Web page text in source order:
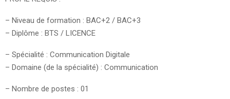
– Niveau de formation : BAC+2 / BAC+3
– Diplôme : BTS / LICENCE
– Spécialité : Communication Digitale
– Domaine (de la spécialité) : Communication
– Nombre de postes : 01